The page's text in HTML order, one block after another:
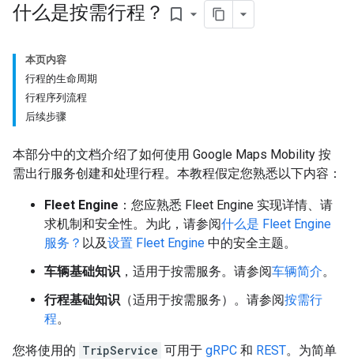
什么是按需行程？ bookmark_border
本页内容
行程的生命周期
行程序列流程
后续步骤
本部分中的文档介绍了如何使用 Google Maps Mobility 按
需出行服务创建和处理行程。本教程假定您熟悉以下内容：
Fleet Engine ：您应熟悉 Fleet Engine 实现详情、请
求机制和安全性。为此，请参阅什么是 Fleet Engine
服务？ 以及设置 Fleet Engine 中的安全主题。
车辆基础知识 ，适用于按需服务。请参阅车辆简介。
行程基础知识 （适用于按需服务）。请参阅按需行
程。
您将使用的 TripService 可用于 gRPC 和 REST。为简单